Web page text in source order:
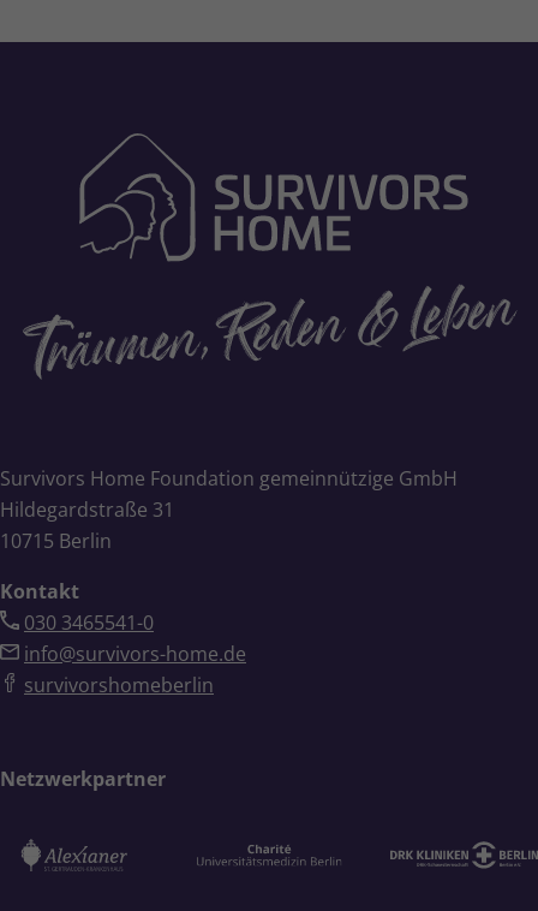
Survivors Home Foundation gemeinnützige GmbH
Hildegardstraße 31
10715 Berlin
Kontakt
030 3465541-0
info@survivors-home.de
survivorshomeberlin
Netzwerkpartner